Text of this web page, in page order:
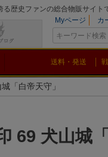
歴史ファンの総合物販サイト
Myページ
カ
送料・発送
「白帝天守」
69 犬山城